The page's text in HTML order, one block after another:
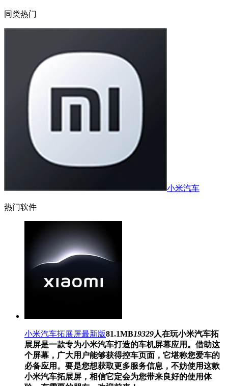
同类热门
小米汽车
热门软件
小米汽车拓展屏最新版81.1MB19329人在玩小米汽车拓
展屏是一款专为小米汽车打造的车机屏幕应用。借助这
个屏幕，广大用户能够获得控车页面，它堪称您爱车的
必备应用。要是您想获取更多服务信息，不妨使用这款
小米汽车拓展屏，相信它定会为您带来良好的使用体